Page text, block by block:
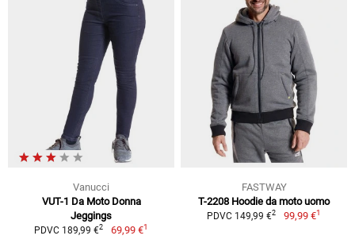
Vanucci
VUT-1 Da Moto Donna
Jeggings
PDVC 189,99 €2 69,99 €1
FASTWAY
T-2208 Hoodie da moto uomo
PDVC 149,99 €2 99,99 €1